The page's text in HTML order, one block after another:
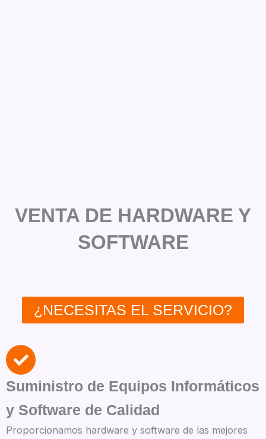
VENTA DE HARDWARE Y
SOFTWARE
¿NECESITAS EL SERVICIO?
Suministro de Equipos Informáticos
y Software de Calidad
Proporcionamos hardware y software de las mejores